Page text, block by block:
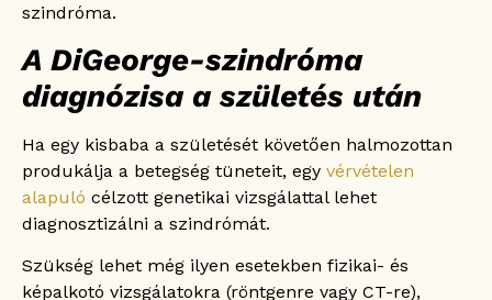
szindróma.
A DiGeorge-szindróma
diagnózisa a születés után
Ha egy kisbaba a születését követően halmozottan
produkálja a betegség tüneteit, egy vérvételen
alapuló célzott genetikai vizsgálattal lehet
diagnosztizálni a szindrómát.
Szükség lehet még ilyen esetekben fizikai- és
képalkotó vizsgálatokra (röntgenre vagy CT-re),